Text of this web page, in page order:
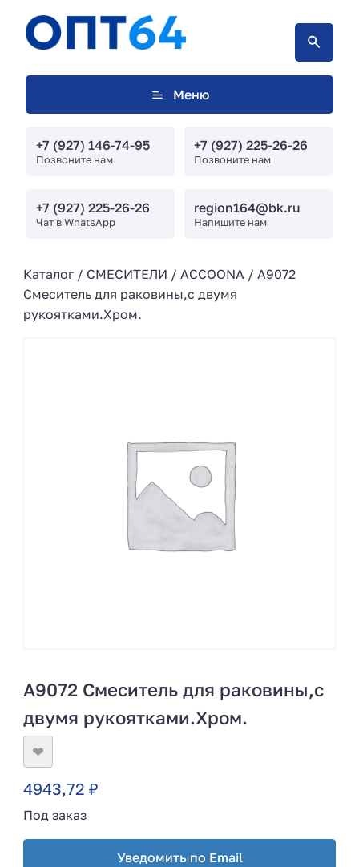
Меню
+7 (927) 146-74-95
Позвоните нам
+7 (927) 225-26-26
Позвоните нам
+7 (927) 225-26-26
Чат в WhatsApp
region164@bk.ru
Напишите нам
Каталог/ СМЕСИТЕЛИ / ACCOONA / A9072
Смеситель для раковины,с двумя
рукоятками.Хром.
A9072 Смеситель для раковины,с
двумя рукоятками.Хром.
❤
4943,72 ₽
Под заказ
Уведомить по Email